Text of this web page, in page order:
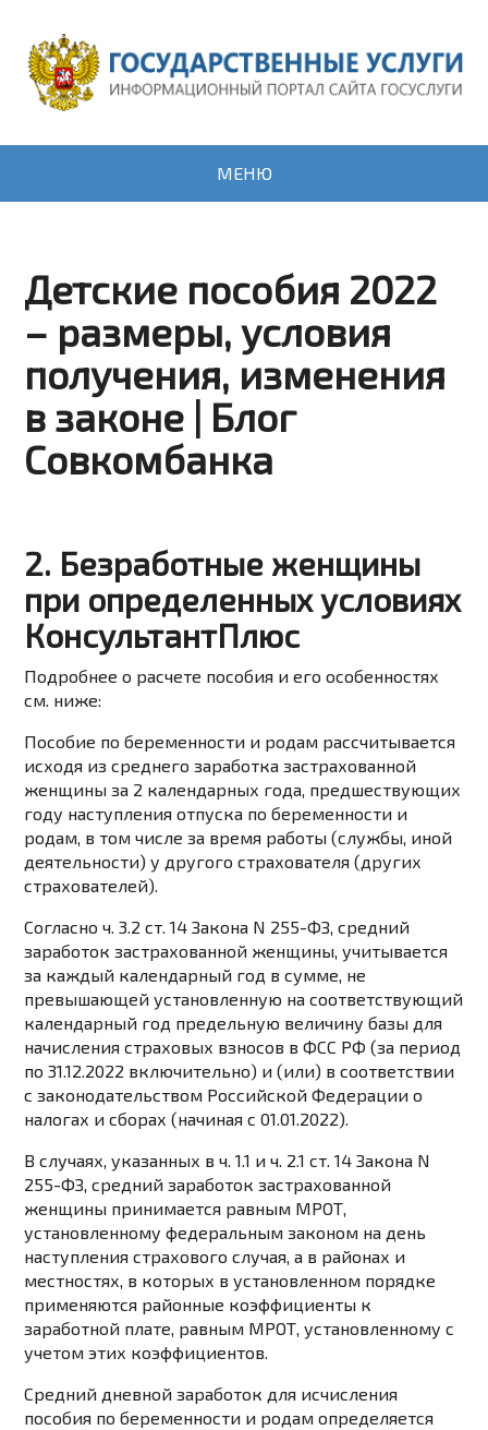
МЕНЮ
Детские пособия 2022
– размеры, условия
получения, изменения
в законе | Блог
Совкомбанка
2. Безработные женщины
при определенных условиях
КонсультантПлюс
Подробнее о расчете пособия и его особенностях
см. ниже:
Пособие по беременности и родам рассчитывается
исходя из среднего заработка застрахованной
женщины за 2 календарных года, предшествующих
году наступления отпуска по беременности и
родам, в том числе за время работы (службы, иной
деятельности) у другого страхователя (других
страхователей).
Согласноч. 3.2 ст. 14 Закона N 255-ФЗ, средний
заработок застрахованной женщины, учитывается
за каждый календарный год в сумме, не
превышающей установленную на соответствующий
календарный год предельную величину базы для
начисления страховых взносов в ФСС РФ (за период
по 31.12.2022 включительно) и (или) в соответствии
сзаконодательством Российской Федерации о
налогах и сборах (начиная с 01.01.2022).
В случаях, указанных вч. 1.1 ич. 2.1 ст. 14 Закона N
255-ФЗ, средний заработок застрахованной
женщины принимается равным МРОТ,
установленному федеральным законом на день
наступления страхового случая, а в районах и
местностях, в которых в установленном порядке
применяются районные коэффициенты к
заработной плате, равным МРОТ, установленному с
учетом этих коэффициентов.
Средний дневной заработок для исчисления
пособия по беременности и родам определяется